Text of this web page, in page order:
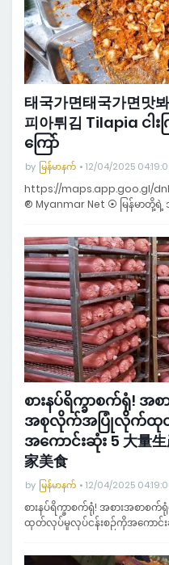
태국가면태국가면맛
피아튀김 Tilapia င
ကြော်
by မြန်မာနက် 12/04/2025
https://maps.app.goo.gl/
® Myanmar Net ⦿ မြန်မာတို့ရဲ့
စားနပ်ရိက္ခာစက်ရုံ!
အစုလိုက်အပြုံလိုက်ထုတ်
အကောင်းဆုံး 5 大量生
家美食
by မြန်မာနက် 12/04/2025
စားနပ်ရိက္ခာစက်ရုံ! အစားအစ
ထုတ်လုပ်မှုလုပ်ငန်းစဉ်ကိုအကောင်